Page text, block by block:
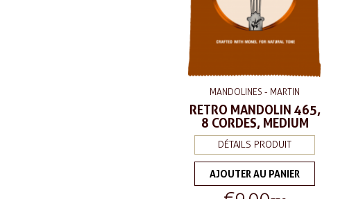
MANDOLINES - MARTIN
RETRO MANDOLIN 465,
8 CORDES, MEDIUM
DÉTAILS PRODUIT
AJOUTER AU PANIER